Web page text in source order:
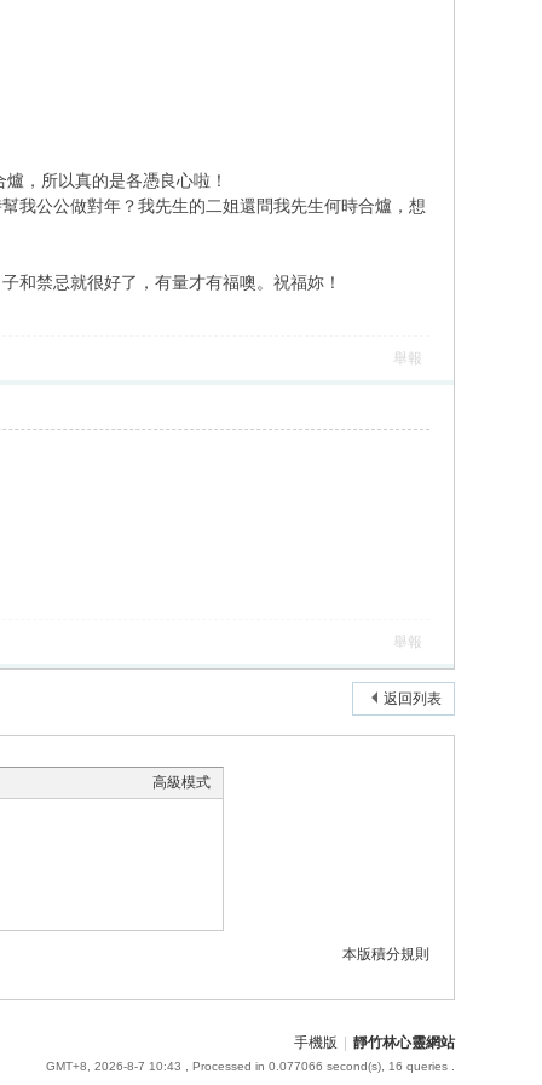
，所以真的是各憑良心啦！
我公公做對年？我先生的二姐還問我先生何時合爐，想
和禁忌就很好了，有量才有福噢。祝福妳！
舉報
舉報
返回列表
高級模式
本版積分規則
手機版 靜竹林心靈網站
GMT+8, 2026-8-7 10:43 , Processed in 0.077066 second(s), 16 queries .